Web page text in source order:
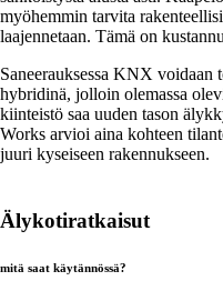
myöhemmin tarvita
laajennetaan. Tämä on
Saneerauksessa KNX voidaan
hybridinä, jolloin olemassa
kiinteistö saa uuden tason
Works arvioi aina kohteen
juuri kyseiseen rakennukseen.
Älykotiratkaisut
mitä saat käytännössä?